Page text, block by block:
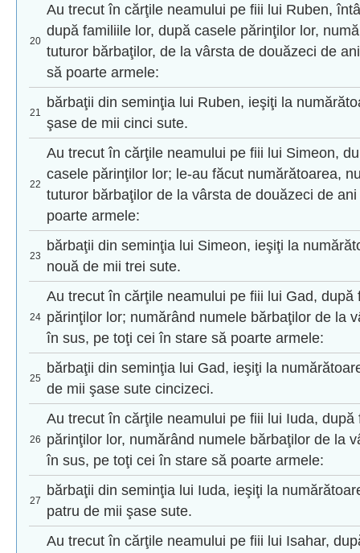
20
Au trecut în cărţile neamului pe fiii lui Ruben,
după familiile lor, după casele părinţilor lor,
tuturor bărbaţilor, de la vârsta de douăzeci de
să poarte armele:
21
bărbaţii din seminţia lui Ruben, ieşiţi la
şase de mii cinci sute.
22
Au trecut în cărţile neamului pe fiii lui Simeon,
casele părinţilor lor; le-au făcut numărătoarea,
tuturor bărbaţilor de la vârsta de douăzeci de
poarte armele:
23
bărbaţii din seminţia lui Simeon, ieşiţi la
nouă de mii trei sute.
24
Au trecut în cărţile neamului pe fiii lui Gad, după
părinţilor lor; numărând numele bărbaţilor de la
în sus, pe toţi cei în stare să poarte armele:
25
bărbaţii din seminţia lui Gad, ieşiţi la
de mii şase sute cincizeci.
26
Au trecut în cărţile neamului pe fiii lui Iuda, după
părinţilor lor, numărând numele bărbaţilor de la
în sus, pe toţi cei în stare să poarte armele:
27
bărbaţii din seminţia lui Iuda, ieşiţi la
patru de mii şase sute.
Au trecut în cărţile neamului pe fiii lui Isahar,